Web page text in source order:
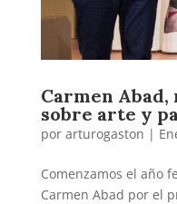
Carmen
sobre arte y
por arturogaston |
Comenzamos el año
Carmen Abad por el